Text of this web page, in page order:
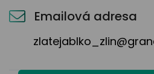
Emailová adresa